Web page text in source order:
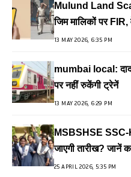
Mulund Land
जिम मालिकों पर
आरोप
13 MAY 2026, 6:35 PM
mumbai local:
पर नहीं रुकेंगी ट्रेनें
13 MAY 2026, 6:29 PM
MSBSHSE SSC-
जाएगी तारीख? जानें
25 APRIL 2026, 5:35 PM